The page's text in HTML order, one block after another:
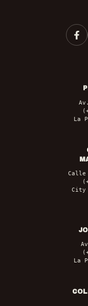
La
Calle
City
La